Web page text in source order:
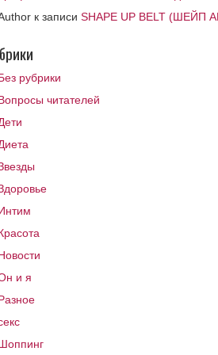
к записи SHAPE UP BELT (ШЕЙП
рубрики
читателей
и я